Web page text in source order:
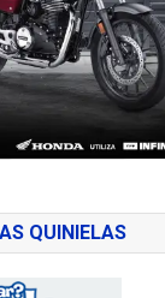
QUINIELAS